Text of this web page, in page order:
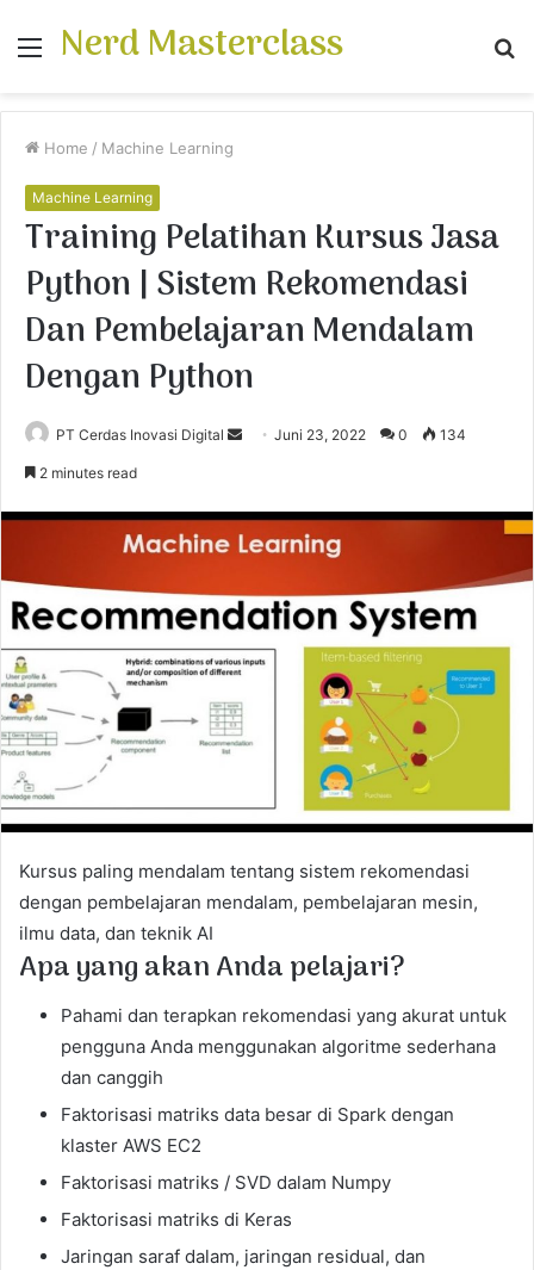
Menu
Nerd Masterclass
Home / Machine Learning
Machine Learning
Training Pelatihan Kursus Jasa
Python | Sistem Rekomendasi
Dan Pembelajaran Mendalam
Dengan Python
PT Cerdas Inovasi Digital
d
a
e
m
a
Juni 23, 2022 0 134
2 minutes read
Kursus paling mendalam tentang sistem rekomendasi
dengan pembelajaran mendalam, pembelajaran mesin,
ilmu data, dan teknik AI
Apa yang akan Anda pelajari?
Pahami dan terapkan rekomendasi yang akurat untuk
pengguna Anda menggunakan algoritme sederhana
dan canggih
Faktorisasi matriks data besar di Spark dengan
klaster AWS EC2
Faktorisasi matriks / SVD dalam Numpy
Faktorisasi matriks di Keras
Jaringan saraf dalam, jaringan residual, dan